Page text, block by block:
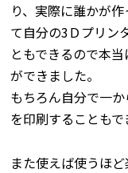
り、実際に誰かが
て自分の3Ｄプリン
ともできるので本
ができました。
もちろん自分で一
を印刷することもで
また使えば使うほ